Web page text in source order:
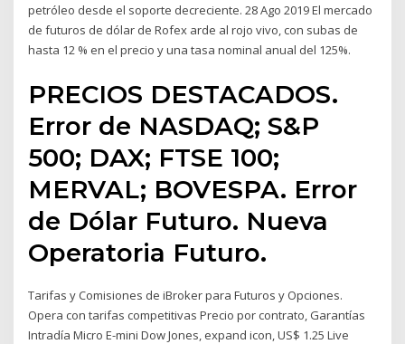
petróleo desde el soporte decreciente. 28 Ago 2019 El mercado
de futuros de dólar de Rofex arde al rojo vivo, con subas de
hasta 12 % en el precio y una tasa nominal anual del 125%.
PRECIOS DESTACADOS.
Error de NASDAQ; S&P
500; DAX; FTSE 100;
MERVAL; BOVESPA. Error
de Dólar Futuro. Nueva
Operatoria Futuro.
Tarifas y Comisiones de iBroker para Futuros y Opciones.
Opera con tarifas competitivas Precio por contrato, Garantías
Intradía Micro E-mini Dow Jones, expand icon, US$ 1.25 Live